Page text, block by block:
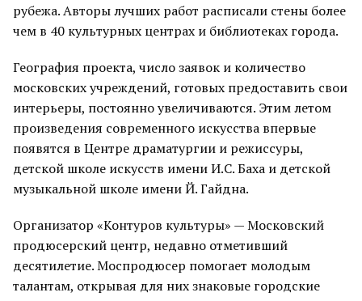
рубежа. Авторы лучших работ расписали стены более
чем в 40 культурных центрах и библиотеках города.
География проекта, число заявок и количество
московских учреждений, готовых предоставить свои
интерьеры, постоянно увеличиваются. Этим летом
произведения современного искусства впервые
появятся в Центре драматургии и режиссуры,
детской школе искусств имени И.С. Баха и детской
музыкальной школе имени Й. Гайдна.
Организатор «Контуров культуры» — Московский
продюсерский центр, недавно отметивший
десятилетие. Моспродюсер помогает молодым
талантам, открывая для них знаковые городские